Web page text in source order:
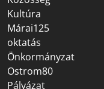
Kultúra
Márai125
oktatás
Önkormányzat
Ostrom80
Pályázat